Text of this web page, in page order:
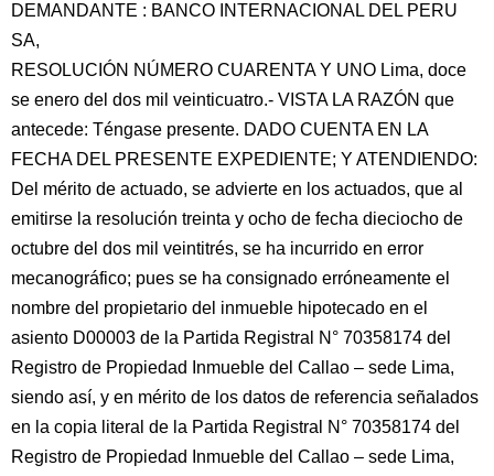
DEMANDANTE : BANCO INTERNACIONAL DEL PERU
SA,
RESOLUCIÓN NÚMERO CUARENTA Y UNO Lima, doce
se enero del dos mil veinticuatro.- VISTA LA RAZÓN que
antecede: Téngase presente. DADO CUENTA EN LA
FECHA DEL PRESENTE EXPEDIENTE; Y ATENDIENDO:
Del mérito de actuado, se advierte en los actuados, que al
emitirse la resolución treinta y ocho de fecha dieciocho de
octubre del dos mil veintitrés, se ha incurrido en error
mecanográfico; pues se ha consignado erróneamente el
nombre del propietario del inmueble hipotecado en el
asiento D00003 de la Partida Registral N° 70358174 del
Registro de Propiedad Inmueble del Callao – sede Lima,
siendo así, y en mérito de los datos de referencia señalados
en la copia literal de la Partida Registral N° 70358174 del
Registro de Propiedad Inmueble del Callao – sede Lima,